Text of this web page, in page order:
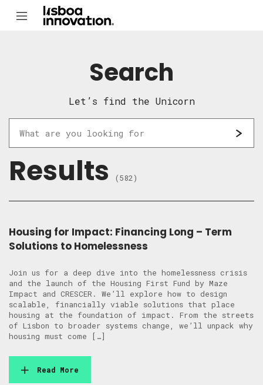
Search
Let’s find the Unicorn
Results (582)
Housing for Impact: Financing Long – Term
Solutions to Homelessness
Join us for a deep dive into the homelessness crisis
and the launch of the Housing First Fund by Maze
Impact and CRESCER. We’ll explore how to design
scalable, financially viable solutions that place
housing at the foundation of impact. From the streets
of Lisbon to broader systems change, we’ll unpack why
housing must come […]
Read More